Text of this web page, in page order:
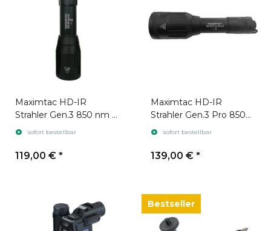
Maximtac HD-IR
Strahler Gen.3 850 nm +
940 nm
sofort bestellbar
119,00 € *
Maximtac HD-IR
Strahler Gen.3 Pro 850
nm + 940 nm
sofort bestellbar
139,00 € *
Bestseller